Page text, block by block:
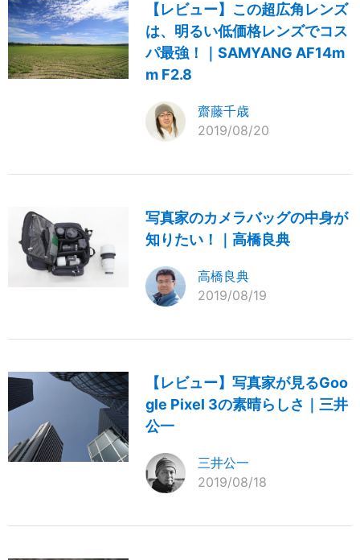
【レビュー】この超広角レンズ
は、明るい低価格レンズでコス
パ最強！｜SAMYANG AF14m
m F2.8
齋藤千歳
2019/08/20
写真家のカメラバッグの中身が
知りたい！｜高橋良典
高橋良典
2019/08/19
【レビュー】写真家が見るGoo
gle Pixel 3の素晴らしさ｜三井
公一
三井公一
2019/08/18